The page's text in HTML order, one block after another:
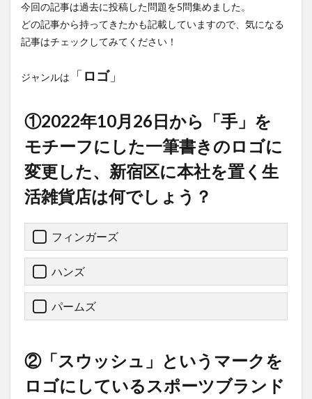
今回の記事は過去に投稿した問題を5問集めました。
どの記事から持ってきたかも記載していますので、気になる
記事はチェックしてみてください！
ジャンルは 「 ロゴ」
①2022年10月26日から「手」を
モチーフにした一筆書きのロゴに
変更した、新宿区に本社を置く生
活雑貨店は何でしょう？
フィンガーズ
ハンズ
パームズ
②「スウッシュ」というマークを
ロゴにしているスポーツブランド